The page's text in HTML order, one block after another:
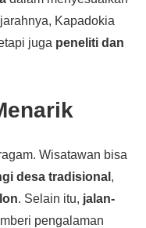
Kapadokia
juga peneliti dan
Wisatawan bisa
desa tradisional ,
. Selain itu, jalan-
pengalaman